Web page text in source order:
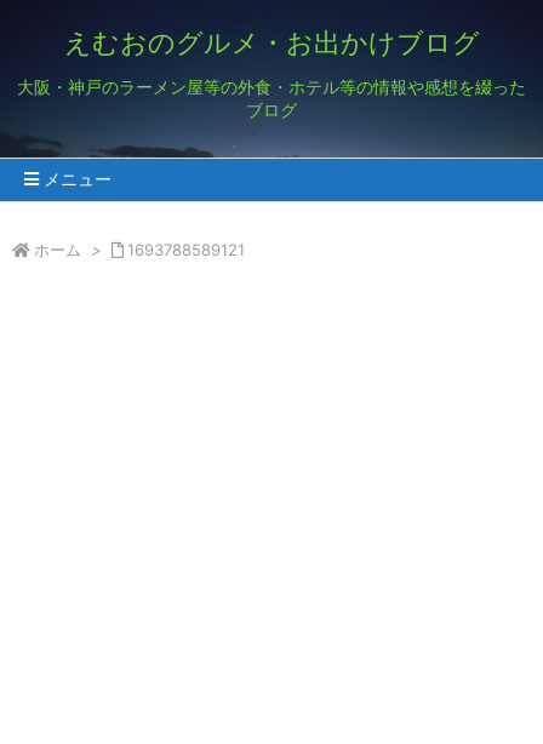
えむおのグルメ・お出かけブログ
大阪・神戸のラーメン屋等の外食・ホテル等の情報や感想を綴った
ブログ
メニュー
ホーム > 1693788589121